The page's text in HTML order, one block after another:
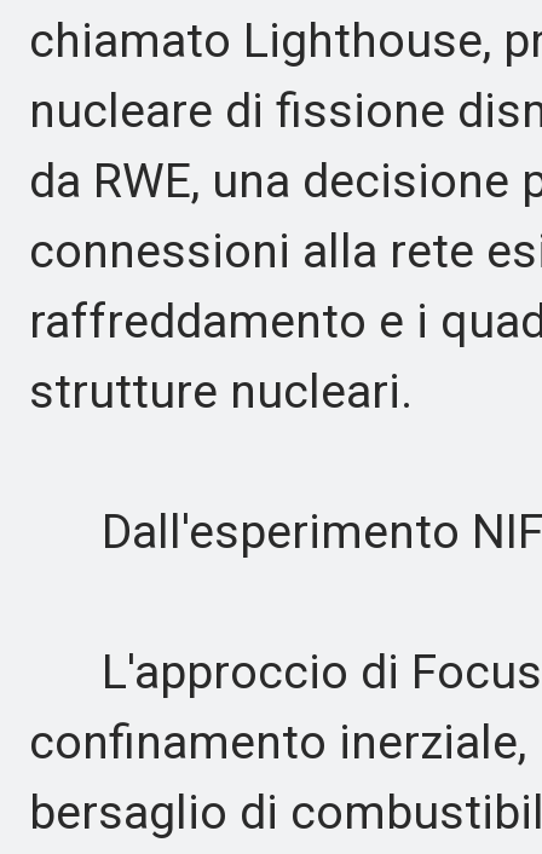
chiamato Lighthouse,
nucleare di fissione
da RWE, una
connessioni alla rete
raffreddamento e i
strutture nucleari.
Dall'esperimento
L'approccio di
confinamento
bersaglio di